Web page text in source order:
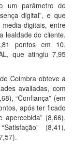
um parâmetro de
digital”, e que
digitais, entre
lealdade do cliente.
pontos em 10,
que atingiu 7,95
Coimbra obteve a
avaliadas, com
“Confiança” (em
após ter ficado
apercebida” (8,66),
(8,41),